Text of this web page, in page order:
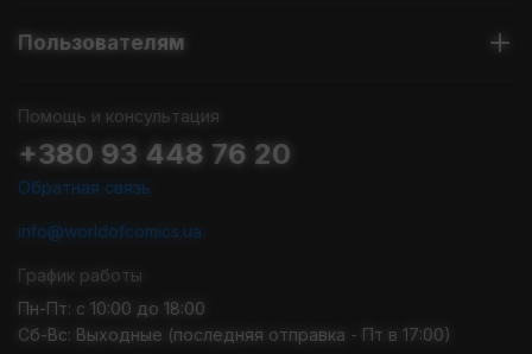
Пользователям
Помощь и консультация
+380 93 448 76 20
Обратная связь
info@worldofcomics.ua
График работы
Пн-Пт: с 10:00 до 18:00
Сб-Вс: Выходные (последняя отправка - Пт в 17:00)